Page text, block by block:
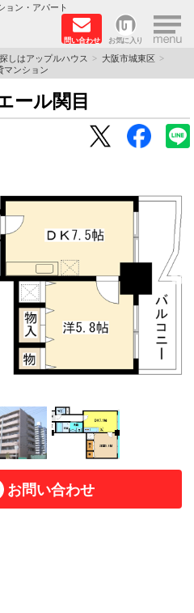
ョン・アパート
問い合わせ お気に入り ×
しはアップルハウス
大阪市城東区
マンション
ール関目
お問い合わせ